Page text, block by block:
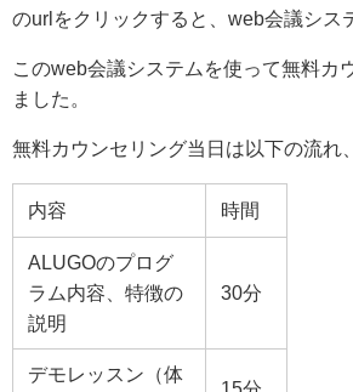
のurlをクリックすると、web会議シス
このweb会議システムを使って無料カ
ました。
無料カウンセリング当日は以下の流れ
内容 時間
ALUGOのプログ
ラム内容、特徴の
説明
30分
デモレッスン（体